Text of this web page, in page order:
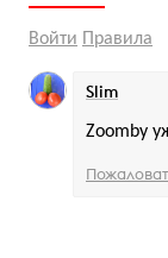
Войти Правила
Zoomby
Slim